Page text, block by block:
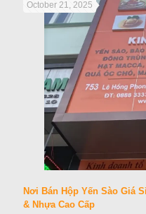
October 21, 2025
Nơi Bán Hộp Yến Sào Giá
& Nhựa Cao Cấp